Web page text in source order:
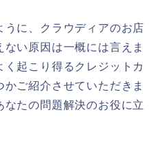
うに、クラウディアのお店
い原因は一概には言えま
起こり得るクレジットカ
ご紹介させていただきま
なたの問題解決のお役に立